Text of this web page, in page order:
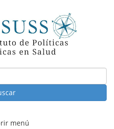
menú